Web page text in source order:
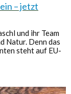
– jetzt
und ihr Team
Natur. Denn das
steht auf EU-